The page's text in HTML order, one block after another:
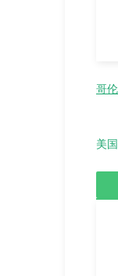
哥
美